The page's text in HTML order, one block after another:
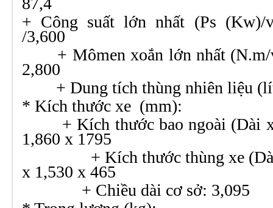
+ Công suất lớn nhất (Ps (Kw)/
/3,600
+ Mômen xoắn lớn nhất (N.m/
2,800
+ Dung tích thùng nhiên
* Kích thước xe (mm):
+ Kích thước bao ngoài (Dài x
1,860 x 1795
+ Kích thước thùng xe (Dài x
x 1,530 x 465
+ Chiều dài cơ sở: 3,095